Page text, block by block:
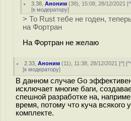
3.38 ,Аноним (38), 15:08, 28/12/2021 [^
[к модератору]
> То Rust тебе не годен,
на Фортран
На Фортран не желаю
2.33 ,Аноним (11), 11:38, 28/12/2021 [^] [
[к модератору]
В данном случае Go
исключает многие баги,
спешной разработке на,
время, потому что куча всякого
комплекте.